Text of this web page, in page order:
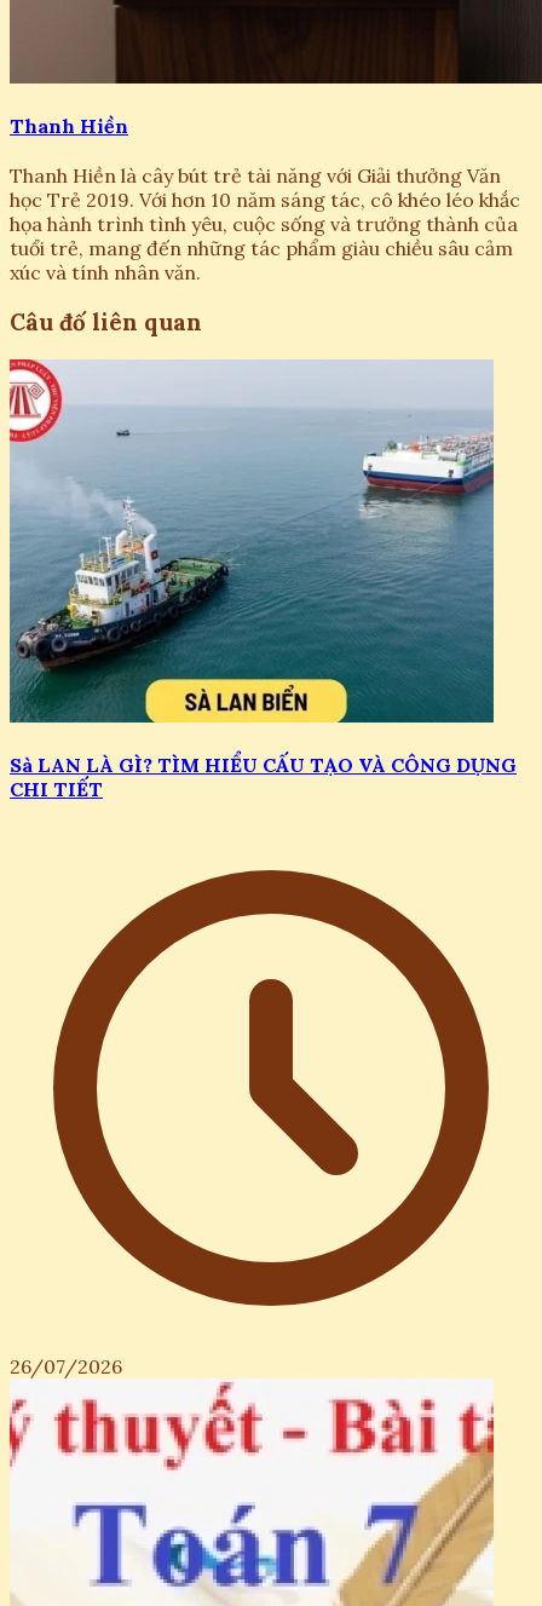
Thanh Hiền
Thanh Hiền là cây bút trẻ tài năng với Giải thưởng Văn
học Trẻ 2019. Với hơn 10 năm sáng tác, cô khéo léo khắc
họa hành trình tình yêu, cuộc sống và trưởng thành của
tuổi trẻ, mang đến những tác phẩm giàu chiều sâu cảm
xúc và tính nhân văn.
Câu đố liên quan
Sà LAN LÀ GÌ? TÌM HIỂU CẤU TẠO VÀ CÔNG DỤNG
CHI TIẾT
26/07/2026